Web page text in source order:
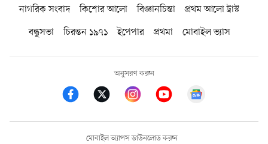
নাগরিক সংবাদ কিশোর আলো বিজ্ঞানচিন্তা
প্রথম আলো ট্রাস্ট
বন্ধুসভা
চিরন্তন ১৯৭১ ইপেপার প্রথমা মোবাইল ভ্যাস
অনুসরণ করুন
মোবাইল অ্যাপস ডাউনলোড করুন